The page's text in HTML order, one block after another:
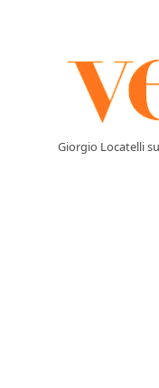
Giorgio Locatelli